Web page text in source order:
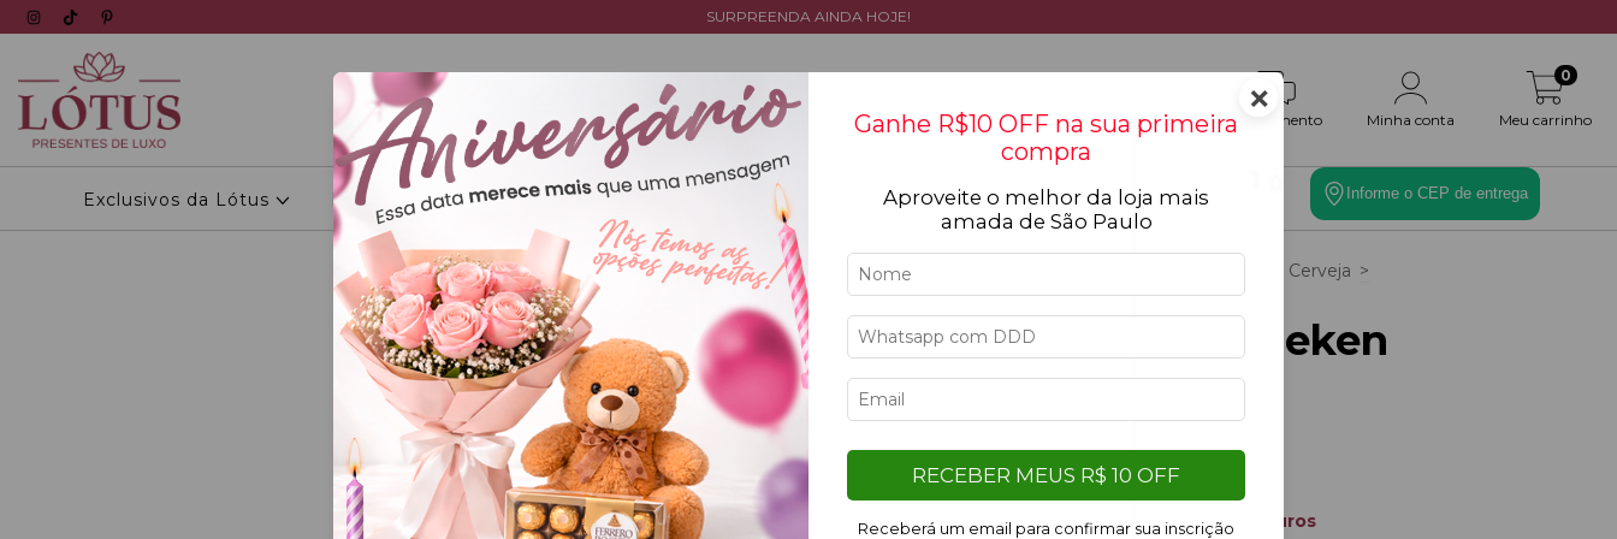
SURPREENDA AINDA HOJE!
Atendimento Minha conta Meu carrinho
0
Exclusivos da Lótus Personalizados Tipos de flores Cestas Coleção Ocasiões Toque Final Informe o CEP de entrega
Cesta de Cerveja >
Cesta Heineken Grande
Cesta Heineken
Grande
R$289,90
3 x de R$96,63 sem juros
×
Ganhe R$10 OFF na sua primeira
compra
Aproveite o melhor da loja mais
amada de São Paulo
RECEBER MEUS R$ 10 OFF
Receberá um email para confirmar sua inscrição